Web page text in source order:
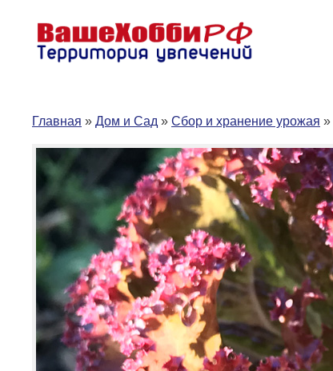
содержимому
Главная » Дом и Сад » Сбор и хранение урожая »